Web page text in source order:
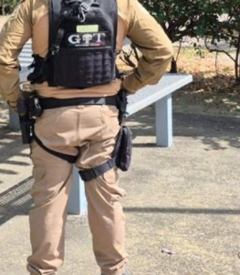
Nacional Para Sembrar 6.6 Millones De
Virtual De Un Menor De 13 Años En
Las Principales Causas De
Cultura En Mascota Con Nuevo
Los Archivos Municipales En Puerto
Al CJNG Con Nuevos Cargos
Márquez, Desaparecido En
Sustento Legal De Las Descargas
Ambiental Por Incendios
De Tritones Vallarta; Será
En Puerto Vallarta, ¿para Quiénes